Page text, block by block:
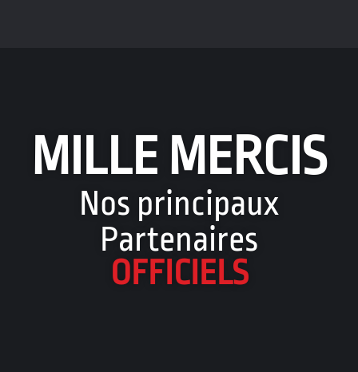
MILLE MERCIS
Nos principaux
Partenaires
OFFICIELS